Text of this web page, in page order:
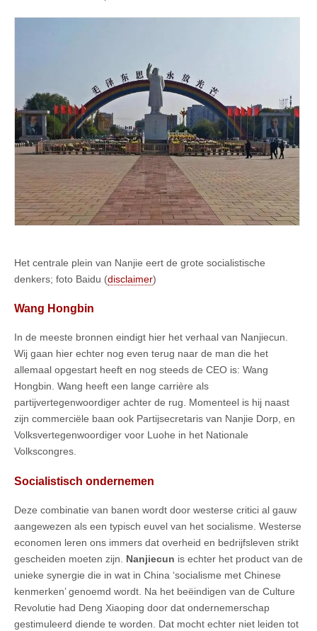
Het centrale plein van Nanjie eert de grote socialistische
denkers; foto Baidu (disclaimer)
Wang Hongbin
In de meeste bronnen eindigt hier het verhaal van Nanjiecun.
Wij gaan hier echter nog even terug naar de man die het
allemaal opgestart heeft en nog steeds de CEO is: Wang
Hongbin. Wang heeft een lange carrière als
partijvertegenwoordiger achter de rug. Momenteel is hij naast
zijn commerciële baan ook Partijsecretaris van Nanjie Dorp, en
Volksvertegenwoordiger voor Luohe in het Nationale
Volkscongres.
Socialistisch ondernemen
Deze combinatie van banen wordt door westerse critici al gauw
aangewezen als een typisch euvel van het socialisme. Westerse
economen leren ons immers dat overheid en bedrijfsleven strikt
gescheiden moeten zijn. Nanjiecun is echter het product van de
unieke synergie die in wat in China ‘socialisme met Chinese
kenmerken’ genoemd wordt. Na het beëindigen van de Culture
Revolutie had Deng Xiaoping door dat ondernemerschap
gestimuleerd diende te worden. Dat mocht echter niet leiden tot